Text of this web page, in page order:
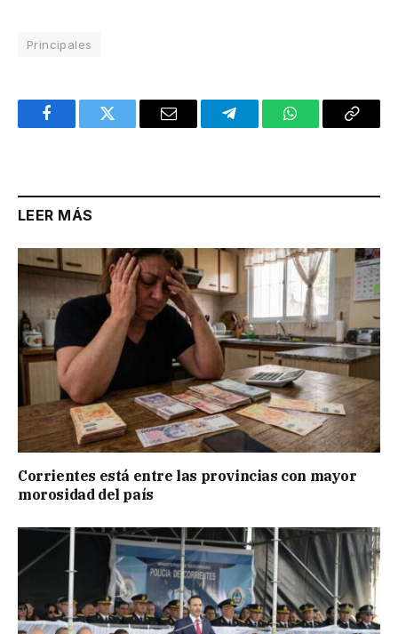
Principales
FacebookTwitter Email TelegramWhatsAppCopy
LEER MÁS
Corrientes está entre las provincias con mayor
morosidad del país